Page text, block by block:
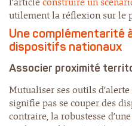
utilement la réflexion sur le
Une complémentarité
dispositifs nationaux
Associer proximité
Mutualiser ses outils
signifie pas se couper des
contraire, la robustesse